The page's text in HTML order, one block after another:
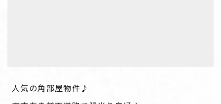
人気の角部屋物件♪